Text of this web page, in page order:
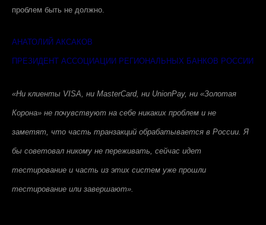
проблем быть не должно.
АНАТОЛИЙ АКСАКОВ
ПРЕЗИДЕНТ АССОЦИАЦИИ РЕГИОНАЛЬНЫХ БАНКОВ РОССИИ
«Ни клиенты VISA , ни MasterCard, ни UnionPay, ни «Золотая
Корона» не почувствуют на себе никаких проблем и не
заметят, что часть транзакций обрабатывается в России. Я
бы советовал никому не переживать, сейчас идет
тестирование и часть из этих систем уже прошли
тестирование или завершают».